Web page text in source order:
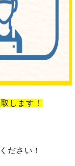
します！
ださい！